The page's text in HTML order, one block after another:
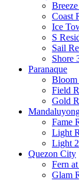
Coast
Ice
S
Sail
Shore
Paranaque
Bloom
Field
Gold
Fame
Light
Light
Quezon City
Fern
Glam